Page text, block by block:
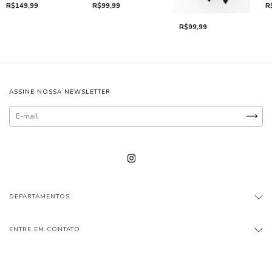
R$149,99 R$99,99
R$99,99
ASSINE NOSSA NEWSLETTER
DEPARTAMENTOS
ENTRE EM CONTATO